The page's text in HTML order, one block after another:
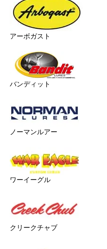
アーボガスト
バンディット
ノーマンルアー
ワーイーグル
クリークチャブ